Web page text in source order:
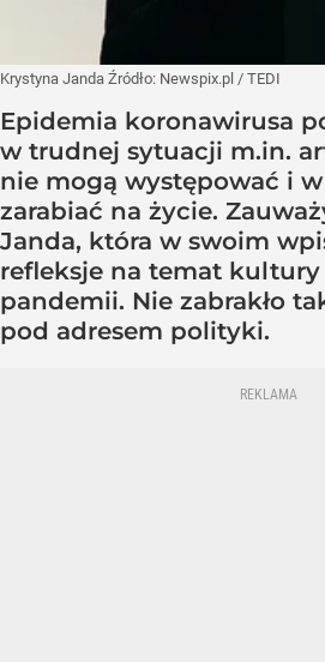
Krystyna Janda Źródło: Newspix.pl / TEDI
Epidemia koronawirusa
w trudnej sytuacji m.in.
nie mogą występować i
zarabiać na życie.
Janda, która w swoim
refleksje na temat kultury
pandemii. Nie zabrakło
pod adresem polityki.